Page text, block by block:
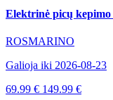
Elektrinė picų
ROSMARINO
Galioja iki 2026-08-23
69.99 € 149.99 €